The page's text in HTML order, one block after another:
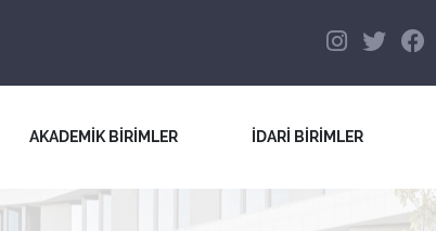
AKADEMİK BİRİMLER İDARİ BİRİMLER